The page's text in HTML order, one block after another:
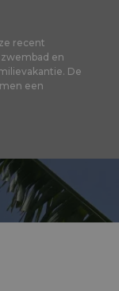
recent
en
De
een